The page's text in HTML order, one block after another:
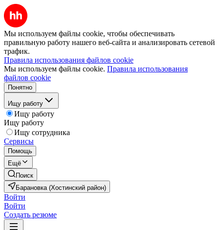
Мы используем файлы cookie, чтобы обеспечивать
правильную работу нашего веб-сайта и анализировать сетевой
трафик.
Правила использования файлов cookie
Мы используем файлы cookie. Правила использования
файлов cookie
Понятно
Ищу работу
Ищу работу
Ищу работу
Ищу сотрудника
Сервисы
Помощь
Ещё
Поиск
Барановка (Хостинский район)
Войти
Войти
Создать резюме